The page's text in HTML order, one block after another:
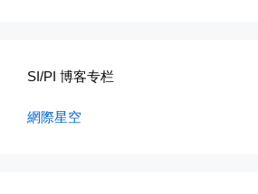
SI/PI 博客专栏
網際星空